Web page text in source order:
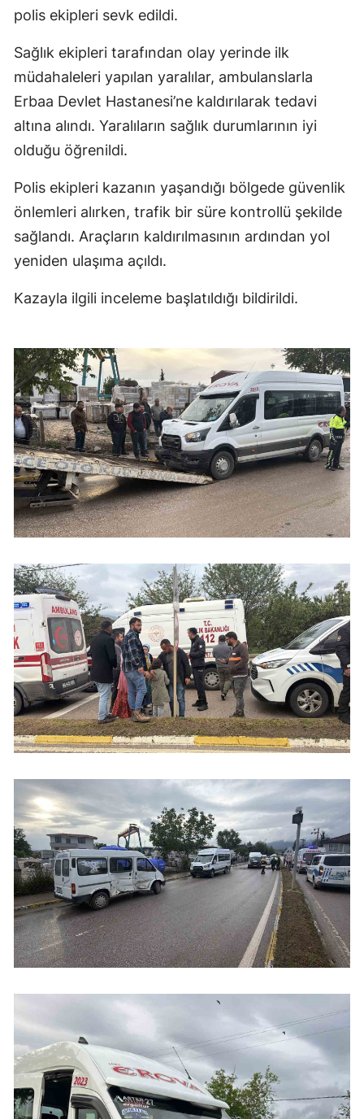
polis ekipleri sevk edildi.
Sağlık ekipleri tarafından olay yerinde ilk
müdahaleleri yapılan yaralılar, ambulanslarla
Erbaa Devlet Hastanesi’ne kaldırılarak tedavi
altına alındı. Yaralıların sağlık durumlarının iyi
olduğu öğrenildi.
Polis ekipleri kazanın yaşandığı bölgede güvenlik
önlemleri alırken, trafik bir süre kontrollü şekilde
sağlandı. Araçların kaldırılmasının ardından yol
yeniden ulaşıma açıldı.
Kazayla ilgili inceleme başlatıldığı bildirildi.